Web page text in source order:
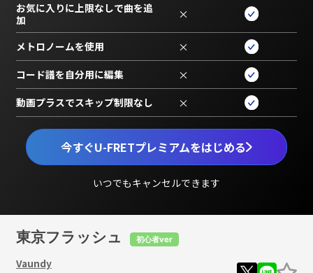
今すぐU-FRETプレミアムをはじめる
いつでもキャンセルできます
お気に入りに上限なしで曲を追
加
×
メトロノームを使用 ×
コード譜を自分用に編集 ×
動画プラスでスキップ制限なし ×
東京フラッシュ 初心者ver
Vaundy